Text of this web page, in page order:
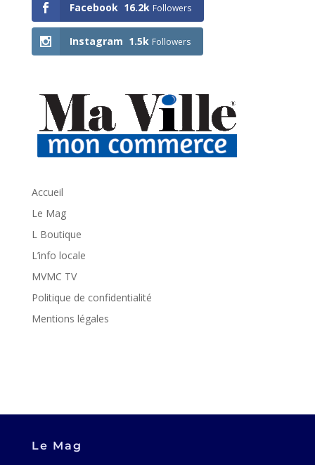
Facebook 16.2k Followers
Instagram 1.5k Followers
Accueil
Le Mag
L Boutique
L’info locale
MVMC TV
Politique de confidentialité
Mentions légales
Le Mag